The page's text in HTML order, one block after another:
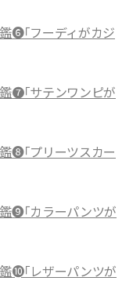
❻「フーディがカジ
❼「サテンワンピが
❽「プリーツスカー
❾「カラーパンツが
➓「レザーパンツが